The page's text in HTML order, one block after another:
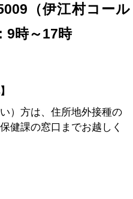
（伊江村コール
9時～17時
）方は、住所地外接種の
健課の窓口までお越しく